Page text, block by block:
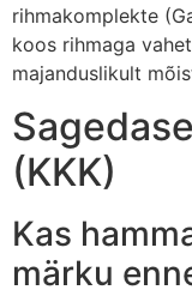
rihmakomplekte
koos rihmaga
majanduslikult
(KKK)
Kas
märku